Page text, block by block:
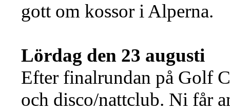
gott om kossor i Alperna.
Lördag den 23 augusti
Efter finalrundan på Golf
och disco/nattclub. Ni får